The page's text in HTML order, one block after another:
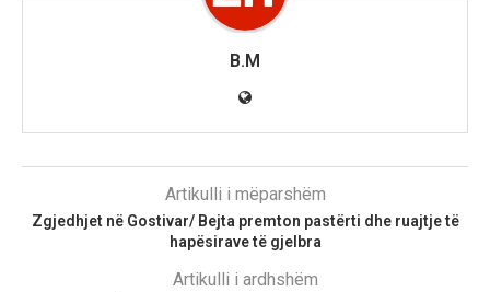
B.M
Artikulli i mëparshëm
Zgjedhjet në Gostivar/ Bejta premton pastërti dhe ruajtje të
hapësirave të gjelbra
Artikulli i ardhshëm